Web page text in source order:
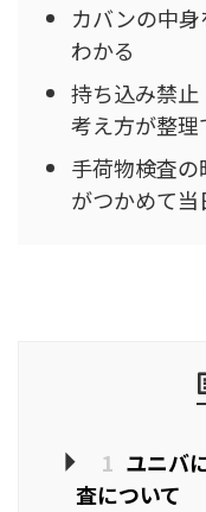
カバンの中
わかる
持ち込み禁止
考え方が整理
手荷物検査
がつかめて
1 ユニバ
査について